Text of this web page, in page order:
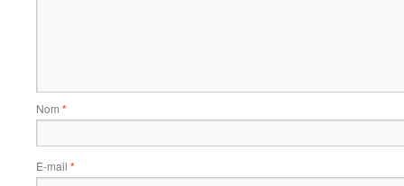
Nom *
E-mail *